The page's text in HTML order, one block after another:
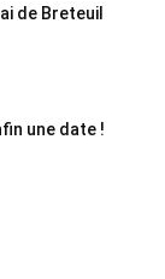
de Breteuil
une date !